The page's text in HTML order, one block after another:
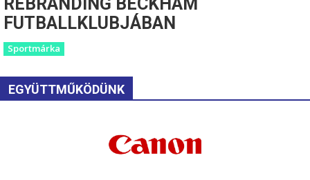
FUTBALLKLUBJÁBAN
Sportmárka
EGYÜTTMŰKÖDÜNK